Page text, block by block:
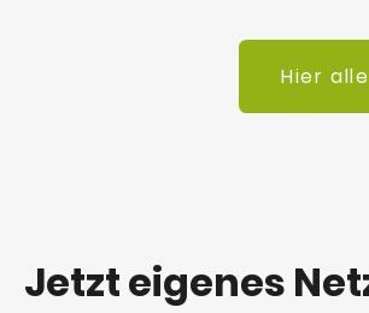
Hier
Jetzt eigenes